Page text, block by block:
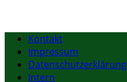
Kontakt
Impressum
Datenschutzerklärung
Intern